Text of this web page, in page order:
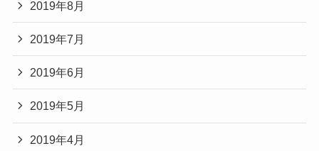
2019年8月
2019年7月
2019年6月
2019年5月
2019年4月